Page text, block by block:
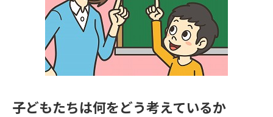
専門学校の資料請求 大学院の資料請求
留学・進学関連、塾・予備校
大学入学共通テスト「受験案
内」の請求
大学入学共通テスト「受験上の
配慮案内」の請求
高等学校卒業程度認定試験
幼稚園教員資格認定試験 小学校教員資格認定試験
子どもたちは何をどう考えているか